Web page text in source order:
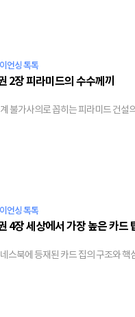
언싱 톡톡
2장 피라미드의 수수께끼
불가사의로 꼽히는 피라미드 건설
언싱 톡톡
4장 세상에서 가장 높은 카드
스북에 등재된 카드 집의 구조와 핵